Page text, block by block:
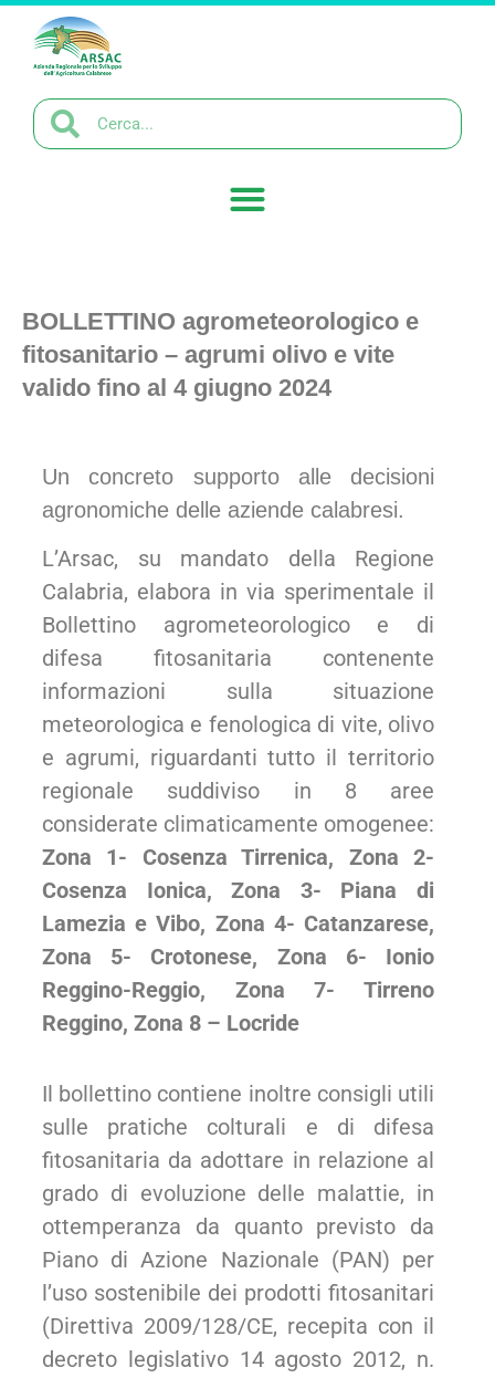
BOLLETTINO agrometeorologico e
fitosanitario – agrumi olivo e vite
valido fino al 4 giugno 2024
Un concreto supporto alle decisioni
agronomiche delle aziende calabresi.
L’Arsac, su mandato della Regione
Calabria, elabora in via sperimentale il
Bollettino agrometeorologico e di
difesa fitosanitaria contenente
informazioni sulla situazione
meteorologica e fenologica di vite, olivo
e agrumi, riguardanti tutto il territorio
regionale suddiviso in 8 aree
considerate climaticamente omogenee:
Zona 1- Cosenza Tirrenica, Zona 2-
Cosenza Ionica,Zona 3- Piana di
Lamezia e Vibo, Zona 4- Catanzarese,
Zona 5- Crotonese, Zona 6- Ionio
Reggino-Reggio, Zona 7- Tirreno
Reggino, Zona 8 – Locride
Il bollettino contiene inoltre consigli utili
sulle pratiche colturali e di difesa
fitosanitaria da adottare in relazione al
grado di evoluzione delle malattie, in
ottemperanza da quanto previsto da
Piano di Azione Nazionale (PAN) per
l’uso sostenibile dei prodotti fitosanitari
(Direttiva 2009/128/CE, recepita con il
decreto legislativo 14 agosto 2012, n.